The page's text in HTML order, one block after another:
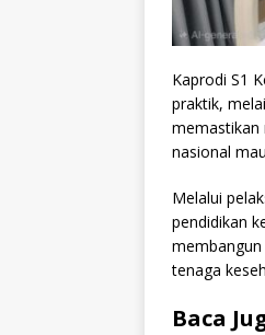
Kaprodi S1
praktik,
memastikan
nasional
Melalui
pendidikan
tenaga
Baca